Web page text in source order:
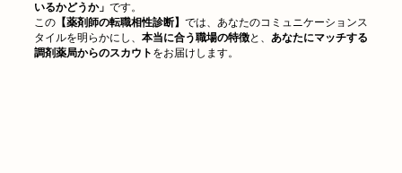
いるかどうか」 です。
この 【薬剤師の転職相性診断】 では、あなたのコミュニケーションス
タイルを明らかにし、 本当に合う職場の特徴と、 あなたにマッチする
調剤薬局からのスカウト をお届けします。